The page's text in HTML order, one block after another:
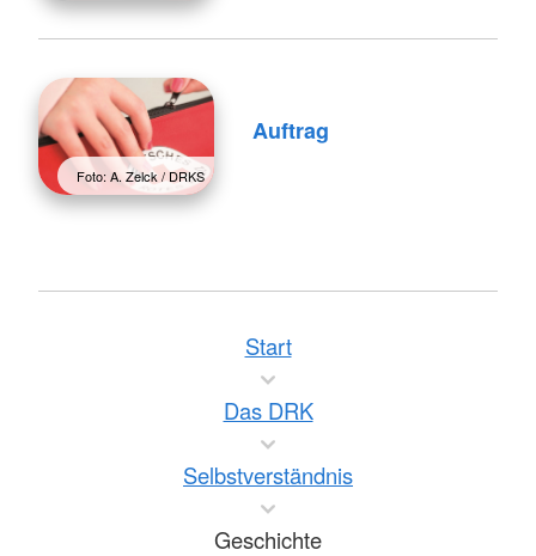
Foto: A. Zelck / DRKS
Auftrag
Start
Das DRK
Selbstverständnis
Geschichte